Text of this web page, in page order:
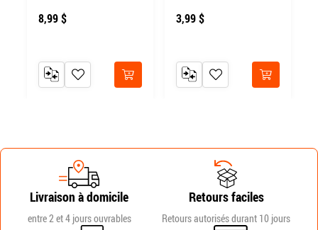
DE SOUHAITS
8,99 $
Acheter
AJOUTER À MA LISTE DE SOUHAITS
AJOUTER AU COMPARATEUR
3,99 $
Acheter
AJOUTER À MA LISTE DE
AJOUTER AU COMPARATEUR
Livraison à domicile
entre 2 et 4 jours ouvrables
Retours faciles
Retours autorisés durant 10 jours